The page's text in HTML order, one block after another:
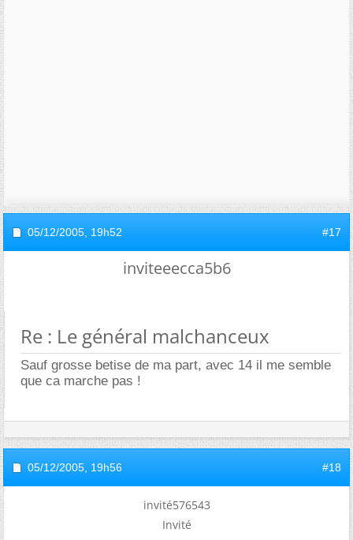
05/12/2005, 19h52 #17
inviteeecca5b6
Re : Le général malchanceux
Sauf grosse betise de ma part, avec 14 il me semble
que ca marche pas !
05/12/2005, 19h56 #18
invité576543
Invité